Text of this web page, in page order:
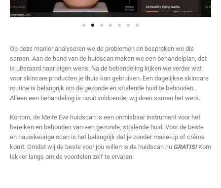
Op deze manier analyseren we de problemen en bespreken we die
samen. Aan de hand van de huidscan maken we een behandelplan, dat
is uiteraard naar eigen wens. Na de behandeling kijken we verder wat
voor skincare producten je thuis kan gebruiken. Een dagelijkse skincare
routine is belangrijk om de gezonde en stralende huid te behouden.
Alleen een behandeling is nooit voldoende, wij doen samen het werk.
Kortom, de Meite Eve huidscan is een onmisbaar instrument voor het
bereiken en behouden van een gezonde, stralende huid. Voor de beste
en nauwkeurige scan is het belangrijk dat je zonder make-up of créme
komt. Omdat wij de beste voor jou willen is de huidscan nu GRATIS!Kom
lekker langs om de voordelen zelf te ervaren.